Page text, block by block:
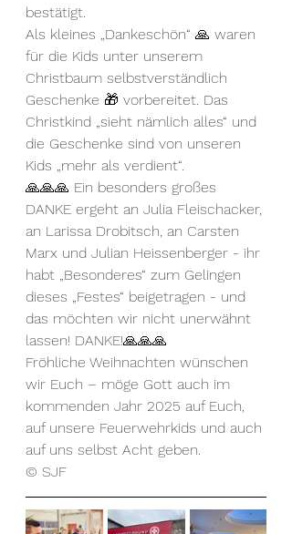
bestätigt.
Als kleines „Dankeschön“ 🙏 waren
für die Kids unter unserem
Christbaum selbstverständlich
Geschenke 🎁 vorbereitet. Das
Christkind „sieht nämlich alles“ und
die Geschenke sind von unseren
Kids „mehr als verdient“.
🙏🙏🙏 Ein besonders großes
DANKE ergeht an Julia Fleischacker,
an Larissa Drobitsch, an Carsten
Marx und Julian Heissenberger - ihr
habt „Besonderes“ zum Gelingen
dieses „Festes“ beigetragen - und
das möchten wir nicht unerwähnt
lassen! DANKE!🙏🙏🙏
Fröhliche Weihnachten wünschen
wir Euch – möge Gott auch im
kommenden Jahr 2025 auf Euch,
auf unsere Feuerwehrkids und auch
auf uns selbst Acht geben.
© SJF